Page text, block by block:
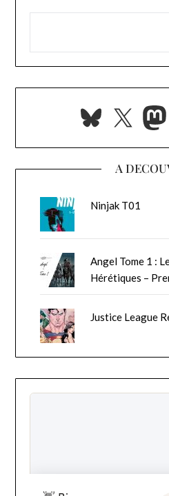
Bluesky
X
A
Ninjak T01
Angel Tome 1 :
Hérétiques –
Justice League